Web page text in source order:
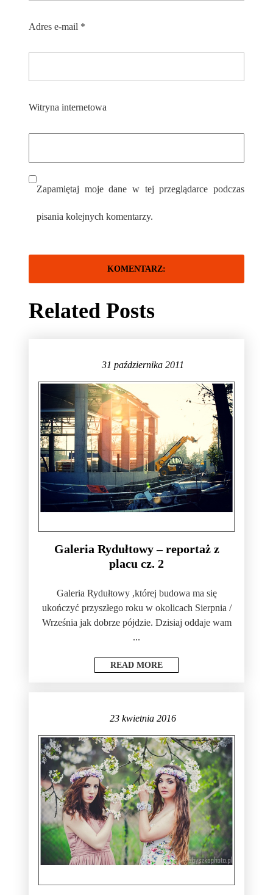
Adres e-mail *
Witryna internetowa
Zapamiętaj moje dane w tej przeglądarce podczas
pisania kolejnych komentarzy.
Related Posts
31 października 2011
Galeria Rydułtowy – reportaż z
placu cz. 2
Galeria Rydułtowy ,której budowa ma się
ukończyć przyszłego roku w okolicach Sierpnia /
Września jak dobrze pójdzie. Dzisiaj oddaje wam
...
READ MORE
23 kwietnia 2016